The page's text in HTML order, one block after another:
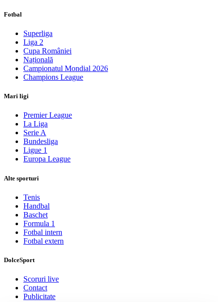
Fotbal
Superliga
Liga 2
Cupa României
Națională
Campionatul Mondial 2026
Champions League
Mari ligi
Premier League
La Liga
Serie A
Bundesliga
Ligue 1
Europa League
Alte sporturi
Tenis
Handbal
Baschet
Formula 1
Fotbal intern
Fotbal extern
DolceSport
Scoruri live
Contact
Publicitate